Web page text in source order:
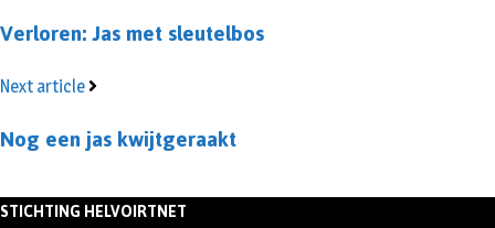
Verloren: Jas met sleutelbos
Next article
Nog een jas kwijtgeraakt
STICHTING HELVOIRTNET